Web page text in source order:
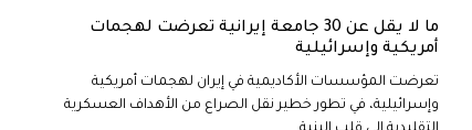
ما لا يقل عن 30 جامعة إيرانية تعرضت لهجمات
أمريكية وإسرائيلية
تعرضت المؤسسات الأكاديمية في إيران لهجمات أمريكية
وإسرائيلية، في تطور خطير نقل الصراع من الأهداف العسكرية